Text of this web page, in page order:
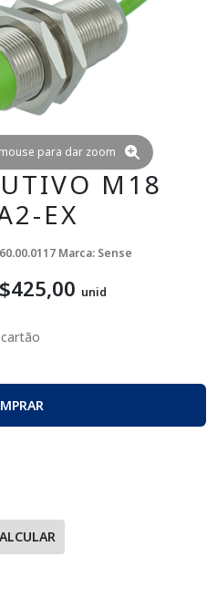
para dar zoom
M18
EX
Marca: Sense
425,00 unid